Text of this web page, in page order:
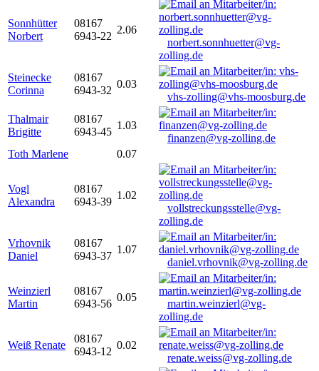
Sonnhütter
Norbert
08167
6943-22
2.06
norbert.sonnhuetter@vg-
zolling.de
Steinecke
Corinna
08167
6943-32
0.03
vhs-zolling@vhs-moosburg.de
Thalmair
Brigitte
08167
6943-45
1.03
finanzen@vg-zolling.de
Toth Marlene
0.07
Vogl
Alexandra
08167
6943-39
1.02
vollstreckungsstelle@vg-
zolling.de
Vrhovnik
Daniel
08167
6943-37
1.07
daniel.vrhovnik@vg-zolling.de
Weinzierl
Martin
08167
6943-56
0.05
martin.weinzierl@vg-
zolling.de
Weiß Renate
08167
6943-12
0.02
renate.weiss@vg-zolling.de